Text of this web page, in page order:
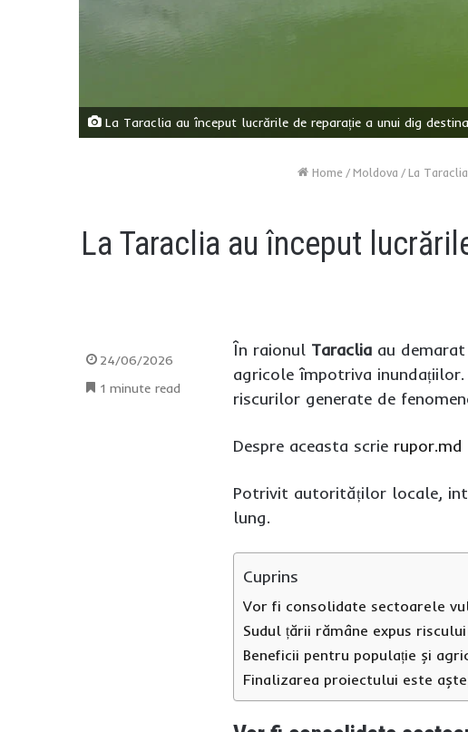
La Taraclia au început lucrările de reparație a unui dig
Home / Moldova / La
La Taraclia au început
În raionul Taraclia au
agricole împotriva
riscurilor generate de
Despre aceasta scrie rupor.md
Potrivit autorităților locale,
lung.
Cuprins
Vor fi consolidate sectoarele
Sudul țării rămâne expus
Beneficii pentru populație și
Finalizarea proiectului este
24/06/2026
1 minute read